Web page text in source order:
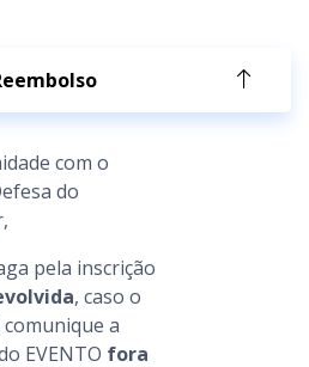
com o
do
pela inscrição
, caso o
a
EVENTO fora